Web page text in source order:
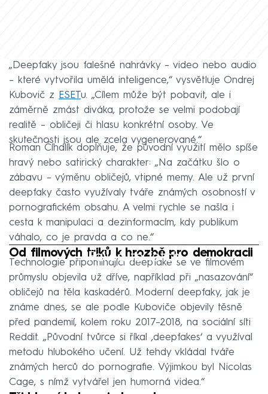
„Deepfaky jsou falešné nahrávky – video nebo audio
– které vytvořila umělá inteligence,“ vysvětluje Ondrej
Kubovič z
ESETu. „Cílem může být pobavit, ale i
záměrně zmást diváka, protože se velmi podobají
realitě – obličeji či hlasu konkrétní osoby. Ve
skutečnosti jsou ale zcela vygenerované.“
Roman Číhalík doplňuje, že původní využití mělo spíše
hravý nebo satirický charakter: „Na začátku šlo o
zábavu – výměnu obličejů, vtipné memy. Ale už první
deepfaky často využívaly tváře známých osobností v
pornografickém obsahu. A velmi rychle se našla i
cesta k manipulaci a dezinformacím, kdy publikum
váhalo, co je pravda a co ne.“
Failed to fetch
Od filmových triků k hrozbě pro demokracii
Technologie připomínající deepfake se ve filmovém
průmyslu objevila už dříve, například při „nasazování“
obličejů na těla kaskadérů. Moderní deepfaky, jak je
známe dnes, se ale podle Kuboviče objevily těsně
před pandemií, kolem roku 2017–2018, na sociální síti
Reddit. „Původní tvůrce si říkal ‚deepfakes‘ a využíval
metodu hlubokého učení. Už tehdy vkládal tváře
známých herců do pornografie. Výjimkou byl Nicolas
Cage, s nímž vytvářel jen humorná videa.“